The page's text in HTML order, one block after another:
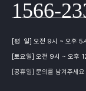
1566-
[평 일] 오전 9시 ~ 오후 5
[토요일] 오전 9시 ~ 오후
[공휴일] 문의를 남겨주세요